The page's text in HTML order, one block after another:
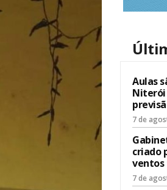
Aulas
Niterói
7 de
criado
7 de